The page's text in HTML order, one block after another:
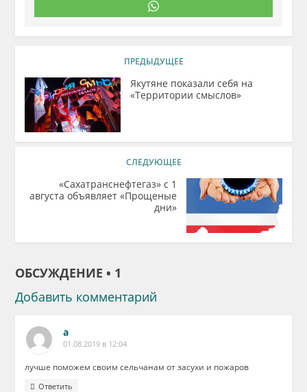
ПРЕДЫДУЩЕЕ
Якутяне показали себя на
«Территории смыслов»
СЛЕДУЮЩЕЕ
«Сахатранснефтегаз» с 1
августа объявляет «Прощеные
дни»
ОБСУЖДЕНИЕ • 1
Добавить комментарий
а
01.08.2019 в 12:04
лучше поможем своим сельчанам от засухи и пожаров
Ответить